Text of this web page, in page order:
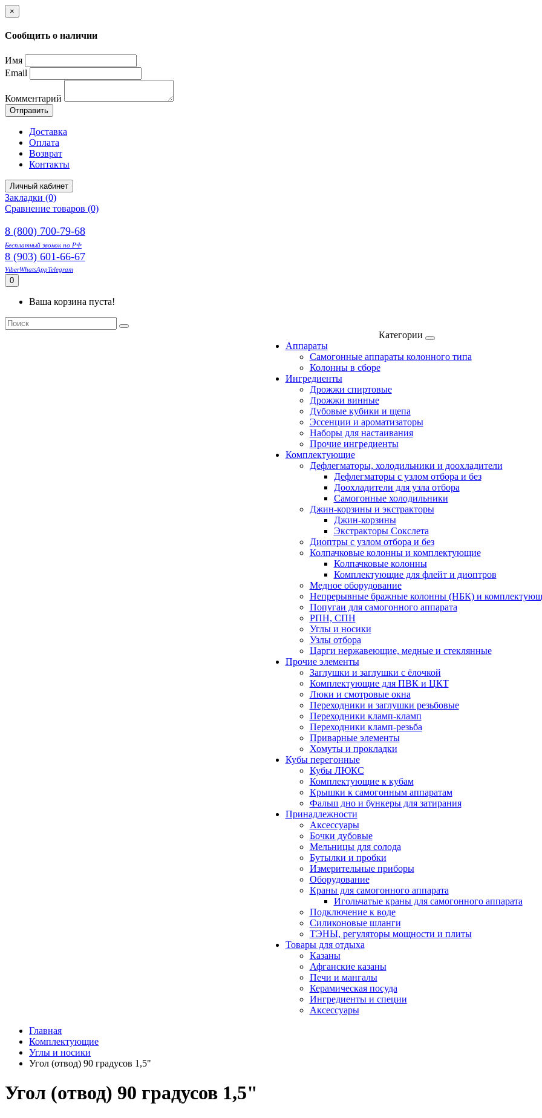
×
Сообщить о наличии
Имя
Email
Комментарий
Отправить
Доставка
Оплата
Возврат
Контакты
Личный кабинет
Закладки (0)
Сравнение товаров (0)
8 (800) 700-79-68
Бесплатный звонок по РФ
8 (903) 601-66-67
ViberWhatsAppTelegram
0
Ваша корзина пуста!
Категории
Аппараты
Самогонные аппараты колонного типа
Колонны в сборе
Ингредиенты
Дрожжи спиртовые
Дрожжи винные
Дубовые кубики и щепа
Эссенции и ароматизаторы
Наборы для настаивания
Прочие ингредиенты
Комплектующие
Дефлегматоры, холодильники и доохладители
Дефлегматоры с узлом отбора и без
Доохладители для узла отбора
Самогонные холодильники
Джин-корзины и экстракторы
Джин-корзины
Экстракторы Сокслета
Диоптры с узлом отбора и без
Колпачковые колонны и комплектующие
Колпачковые колонны
Комплектующие для флейт и диоптров
Медное оборудование
Непрерывные бражные колонны (НБК) и
Попугаи для самогонного аппарата
РПН, СПН
Углы и носики
Узлы отбора
Царги нержавеющие, медные и стеклянные
Прочие элементы
Заглушки и заглушки с ёлочкой
Комплектующие для ПВК и ЦКТ
Люки и смотровые окна
Переходники и заглушки резьбовые
Переходники кламп-кламп
Переходники кламп-резьба
Приварные элементы
Хомуты и прокладки
Кубы перегонные
Кубы ЛЮКС
Комплектующие к кубам
Крышки к самогонным аппаратам
Фальш дно и бункеры для затирания
Принадлежности
Аксессуары
Бочки дубовые
Мельницы для солода
Бутылки и пробки
Измерительные приборы
Оборудование
Краны для самогонного аппарата
Игольчатые краны для самогонного аппарата
Подключение к воде
Силиконовые шланги
ТЭНЫ, регуляторы мощности и плиты
Товары для отдыха
Казаны
Афганские казаны
Печи и мангалы
Керамическая посуда
Ингредиенты и специи
Аксессуары
Главная
Комплектующие
Углы и носики
Угол (отвод) 90 градусов 1,5"
Угол (отвод) 90 градусов 1,5"